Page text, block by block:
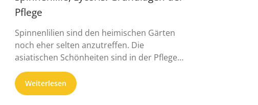
Pflege
Spinnenlilien sind den heimischen Gärten
noch eher selten anzutreffen. Die
asiatischen Schönheiten sind in der Pflege
mäßig ...
Weiterlesen